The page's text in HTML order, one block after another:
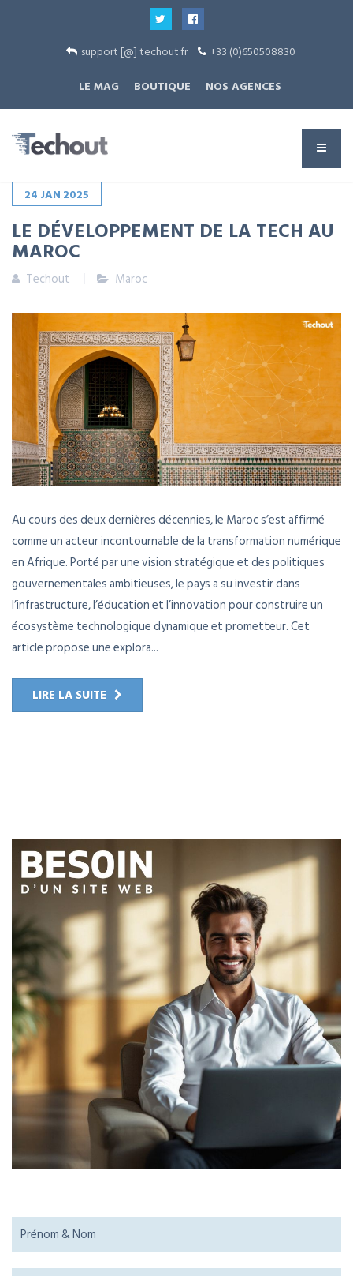
support [@] techout.fr
+33 (0)650508830
LE MAG
BOUTIQUE NOS AGENCES
24 JAN 2025
LE DÉVELOPPEMENT DE LA TECH AU
MAROC
Techout Maroc
Au cours des deux dernières décennies, le Maroc s’est affirmé
comme un acteur incontournable de la transformation numérique
en Afrique. Porté par une vision stratégique et des politiques
gouvernementales ambitieuses, le pays a su investir dans
l’infrastructure, l’éducation et l’innovation pour construire un
écosystème technologique dynamique et prometteur. Cet
article propose une explora...
LIRE LA SUITE